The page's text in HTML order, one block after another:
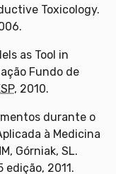
Toxicology.
as Tool in
Fundo de
, 2010.
durante o
à Medicina
Górniak, SL.
edição, 2011.